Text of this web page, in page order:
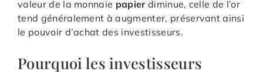
valeur de la monnaie papierdiminue, celle de l’or
tend généralement à augmenter, préservant ainsi
le pouvoir d’achat des investisseurs.
Pourquoi les investisseurs